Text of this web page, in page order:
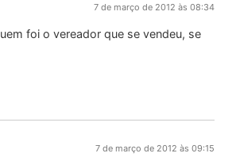
7 de março de 2012 às 08:34
foi o vereador que se vendeu, se
7 de março de 2012 às 09:15